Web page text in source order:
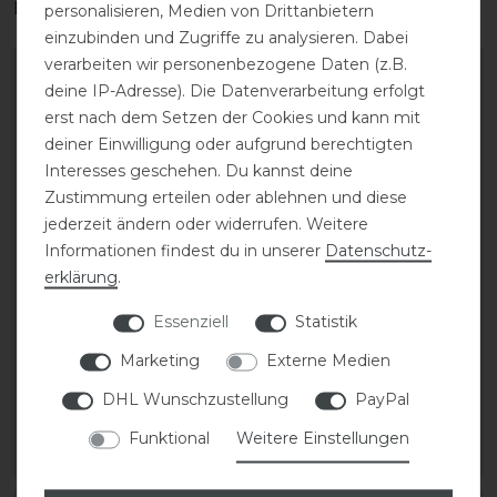
interessieren
Shadowmatt 5 Crystals
Reithelm inkl. Liner
489,00 € *
Shadowmatt Reithelm
399,00 € *
personalisieren, Medien von Drittanbietern
einzubinden und Zugriffe zu analysieren. Dabei
verarbeiten wir personenbezogene Daten (z.B.
deine IP-Adresse). Die Datenverarbeitung erfolgt
erst nach dem Setzen der Cookies und kann mit
deiner Einwilligung oder aufgrund berechtigten
Interesses geschehen. Du kannst deine
Zustimmung erteilen oder ablehnen und diese
jederzeit ändern oder widerrufen. Weitere
Informationen findest du in unserer Daten­schutz­
erklärung.
Essenziell
Statistik
Marketing
Externe Medien
DHL Wunschzustellung
PayPal
Funktional
Weitere Einstellungen